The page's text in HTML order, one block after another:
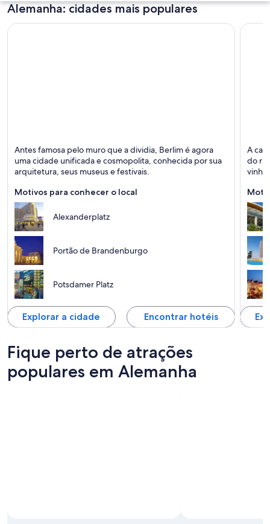
Alemanha: cidades mais populares
Compras, Museus e Negócios
Antes famosa pelo muro que a dividia, Berlim é agora
uma cidade unificada e cosmopolita, conhecida por sua
arquitetura, seus museus e festivais.
Motivos para conhecer o local
Alexanderplatz
Portão de Brandenburgo
Potsdamer Platz
Explorar a cidade Encontrar hotéis
A
do
vinho
Fique perto de atrações
populares em Alemanha